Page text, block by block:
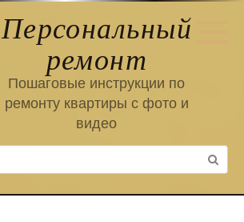
Персональный
ремонт
Пошаговые инструкции по
ремонту квартиры с фото и
видео